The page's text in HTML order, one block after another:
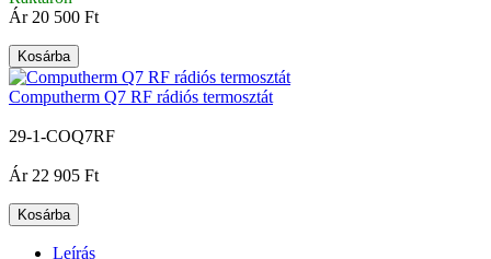
Ár 20 500 Ft
Kosárba
Computherm Q7 RF rádiós termosztát
29-1-COQ7RF
Ár 22 905 Ft
Kosárba
Leírás